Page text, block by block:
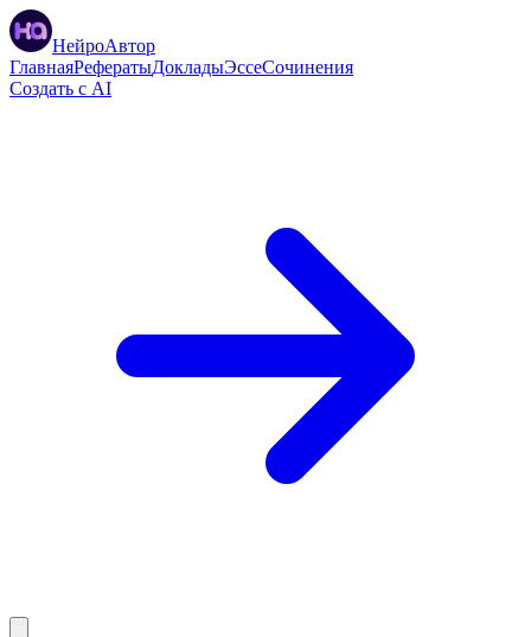
НейроАвтор
ГлавнаяРефератыДокладыЭссеСочинения
Создать с AI